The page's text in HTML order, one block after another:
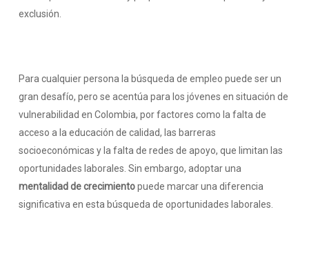
exclusión.
Para cualquier persona la búsqueda de empleo puede ser un
gran desafío, pero se acentúa para los jóvenes en situación de
vulnerabilidad en Colombia, por factores como la falta de
acceso a la educación de calidad, las barreras
socioeconómicas y la falta de redes de apoyo, que limitan las
oportunidades laborales. Sin embargo, adoptar una
mentalidad de crecimientopuede marcar una diferencia
significativa en esta búsqueda de oportunidades laborales.